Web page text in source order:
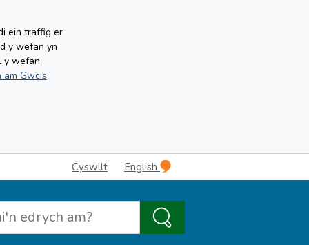
ein traffig er
y wefan yn
y wefan
Gwcis
Cyswllt English